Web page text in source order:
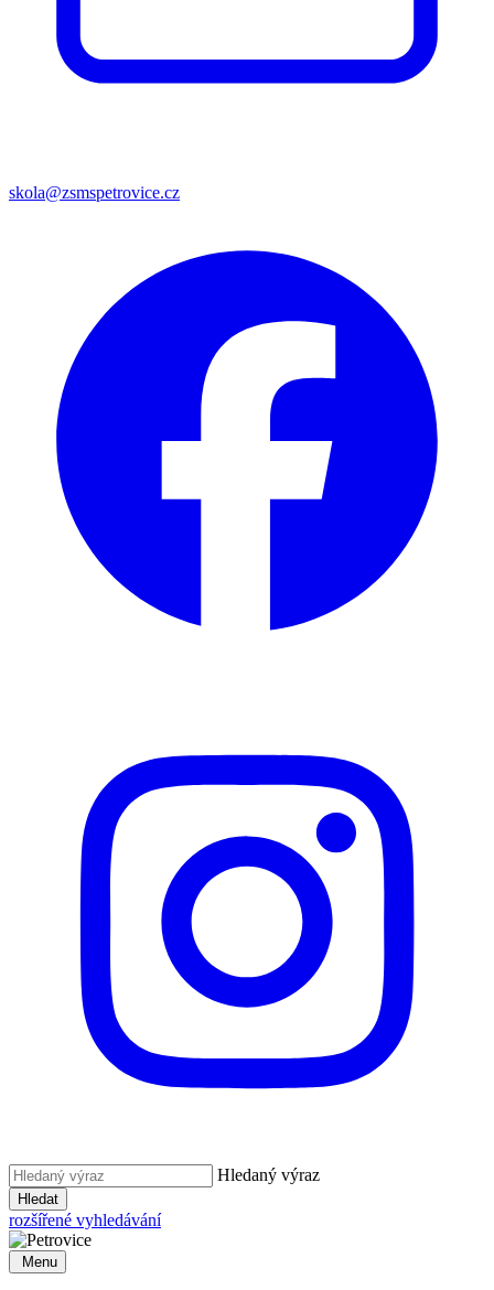
skola@zsmspetrovice.cz
Hledaný výraz
Hledat
rozšířené vyhledávání
Menu